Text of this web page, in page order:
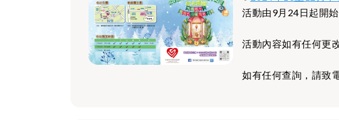
活動由9月24日起開
活動內容如有任何更
如有任何查詢，請致